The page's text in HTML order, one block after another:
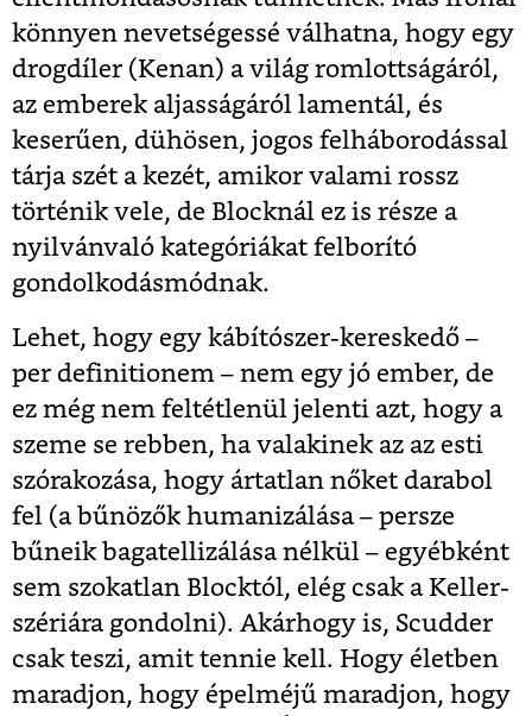
könnyen nevetségessé válhatna, hogy egy
drogdíler (Kenan) a világ romlottságáról,
az emberek aljasságáról lamentál, és
keserűen, dühösen, jogos felháborodással
tárja szét a kezét, amikor valami rossz
történik vele, de Blocknál ez is része a
nyilvánvaló kategóriákat felborító
gondolkodásmódnak.
Lehet, hogy egy kábítószer-kereskedő –
per definitionem – nem egy jó ember, de
ez még nem feltétlenül jelenti azt, hogy a
szeme se rebben, ha valakinek az az esti
szórakozása, hogy ártatlan nőket darabol
fel (a bűnözők humanizálása – persze
bűneik bagatellizálása nélkül – egyébként
sem szokatlan Blocktól, elég csak a Keller-
szériára gondolni). Akárhogy is, Scudder
csak teszi, amit tennie kell. Hogy életben
maradjon, hogy épelméjű maradjon, hogy